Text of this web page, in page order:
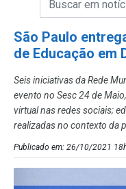
São Paulo
de Educação em
Seis iniciativas da Rede
evento no Sesc 24 de
virtual nas redes sociais;
realizadas no contexto da
Publicado em: 26/10/2021